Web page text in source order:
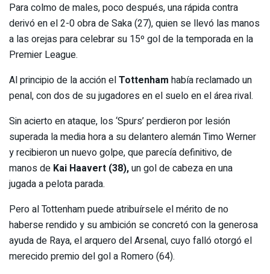
Para colmo de males, poco después, una rápida contra
derivó en el 2-0 obra de Saka (27), quien se llevó las manos
a las orejas para celebrar su 15º gol de la temporada en la
Premier League.
Al principio de la acción elTottenham había reclamado un
penal, con dos de su jugadores en el suelo en el área rival.
Sin acierto en ataque, los ‘Spurs’ perdieron por lesión
superada la media hora a su delantero alemán Timo Werner
y recibieron un nuevo golpe, que parecía definitivo, de
manos de Kai Haavert (38),un gol de cabeza en una
jugada a pelota parada.
Pero al Tottenham puede atribuírsele el mérito de no
haberse rendido y su ambición se concretó con la generosa
ayuda de Raya, el arquero del Arsenal, cuyo falló otorgó el
merecido premio del gol a Romero (64).